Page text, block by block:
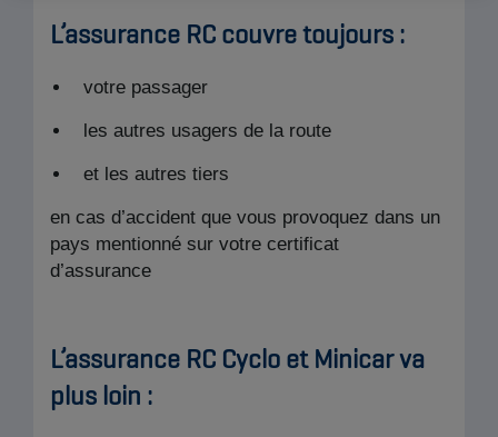
L’assurance RC couvre toujours :
votre passager
les autres usagers de la route
et les autres tiers
en cas d’accident que vous provoquez dans un
pays mentionné sur votre certificat
d’assurance
L’assurance RC Cyclo et Minicar va
plus loin :